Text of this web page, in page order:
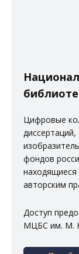
Цифровые
фондов
авторским
Доступ
МЦБС им. М.